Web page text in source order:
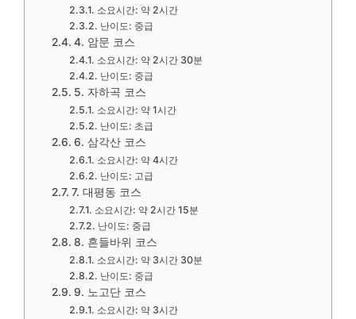
소요시간: 약 2시간
난이도: 중급
4. 암문 코스
소요시간: 약 2시간 30분
난이도: 중급
5. 자하곡 코스
소요시간: 약 1시간
난이도: 초급
6. 삼각산 코스
소요시간: 약 4시간
난이도: 고급
7. 대평동 코스
소요시간: 약 2시간 15분
난이도: 중급
8. 흔들바위 코스
소요시간: 약 3시간 30분
난이도: 중급
9. 노고단 코스
소요시간: 약 3시간